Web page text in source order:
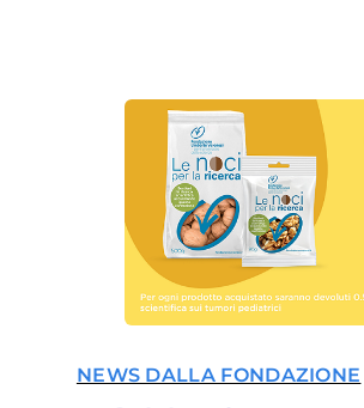
NEWS DALLA FONDAZIONE